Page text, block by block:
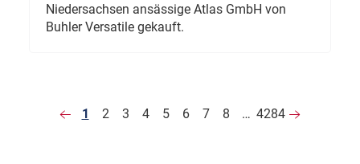
Niedersachsen ansässige Atlas GmbH von
Buhler Versatile gekauft.
1 2 3 4 5 6 7 8 … 4284